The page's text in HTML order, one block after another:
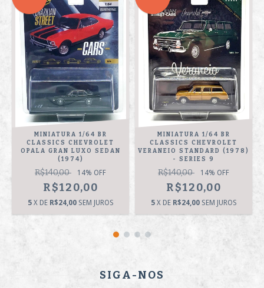
MINIATURA 1/64 BR
CLASSICS CHEVROLET
OPALA GRAN LUXO SEDAN
(1974)
R$140,00 14% OFF
R$120,00
5 X DE R$24,00 SEM JUROS
MINIATURA 1/64 BR
CLASSICS CHEVROLET
VERANEIO STANDARD (1978)
- SERIES 9
R$140,00 14% OFF
R$120,00
5 X DE R$24,00 SEM JUROS
SIGA-NOS